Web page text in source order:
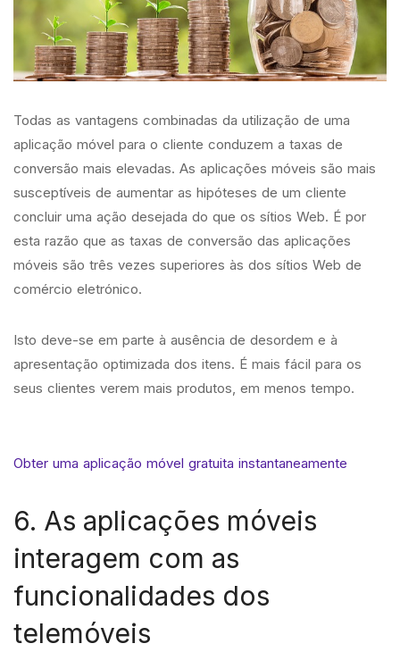
Todas as vantagens combinadas da utilização de uma
aplicação móvel para o cliente conduzem a taxas de
conversão mais elevadas. As aplicações móveis são mais
susceptíveis de aumentar as hipóteses de um cliente
concluir uma ação desejada do que os sítios Web. É por
esta razão que as taxas de conversão das aplicações
móveis são três vezes superiores às dos sítios Web de
comércio eletrónico.
Isto deve-se em parte à ausência de desordem e à
apresentação optimizada dos itens. É mais fácil para os
seus clientes verem mais produtos, em menos tempo.
Obter uma aplicação móvel gratuita instantaneamente
6. As aplicações móveis
interagem com as
funcionalidades dos
telemóveis